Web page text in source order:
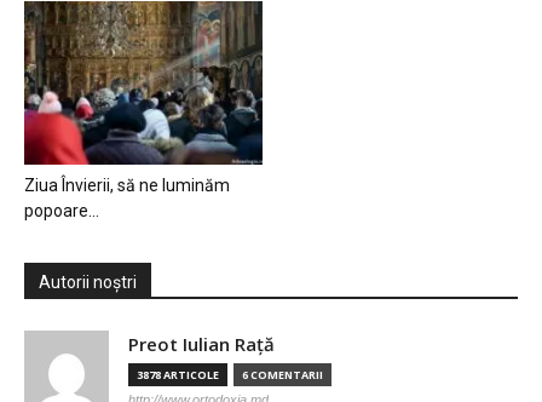
Ziua Învierii, să ne luminăm
popoare…
Autorii noștri
Preot Iulian Raţă
3878 ARTICOLE 6 COMENTARII